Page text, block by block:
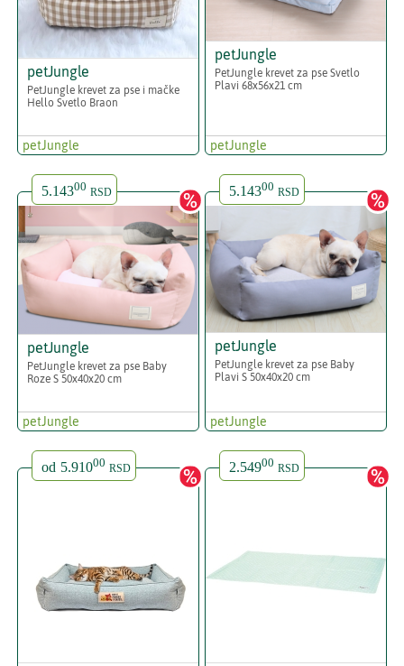
petJungle
PetJungle krevet za pse i mačke
Hello Svetlo Braon
petJungle
petJungle
PetJungle krevet za pse Svetlo
Plavi 68x56x21 cm
petJungle
5.14300 RSD
petJungle
PetJungle krevet za pse Baby
Roze S 50x40x20 cm
petJungle
5.14300 RSD
petJungle
PetJungle krevet za pse Baby
Plavi S 50x40x20 cm
petJungle
od 5.91000 RSD 2.54900 RSD